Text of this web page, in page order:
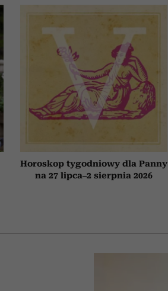
Horoskop tygodniowy dla Panny
na 27 lipca–2 sierpnia 2026